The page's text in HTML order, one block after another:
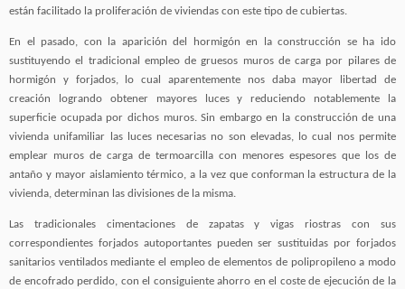
están facilitado la proliferación de viviendas con este tipo de cubiertas.
En el pasado, con la aparición del hormigón en la construcción se ha ido
sustituyendo el tradicional empleo de gruesos muros de carga por pilares de
hormigón y forjados, lo cual aparentemente nos daba mayor libertad de
creación logrando obtener mayores luces y reduciendo notablemente la
superficie ocupada por dichos muros. Sin embargo en la construcción de una
vivienda unifamiliar las luces necesarias no son elevadas, lo cual nos permite
emplear muros de carga de termoarcilla con menores espesores que los de
antaño y mayor aislamiento térmico, a la vez que conforman la estructura de la
vivienda, determinan las divisiones de la misma.
Las tradicionales cimentaciones de zapatas y vigas riostras con sus
correspondientes forjados autoportantes pueden ser sustituidas por forjados
sanitarios ventilados mediante el empleo de elementos de polipropileno a modo
de encofrado perdido, con el consiguiente ahorro en el coste de ejecución de la